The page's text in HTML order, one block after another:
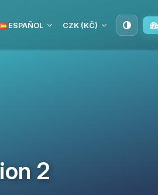
ESPAÑOL CZK (KČ)
2